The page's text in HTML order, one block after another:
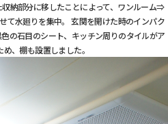
納部分に移したことによって、ワンルーム⇒
て水廻りを集中。 玄関を開けた時のインパク
の石目のシート、キッチン周りのタイルがア
、棚も設置しました。